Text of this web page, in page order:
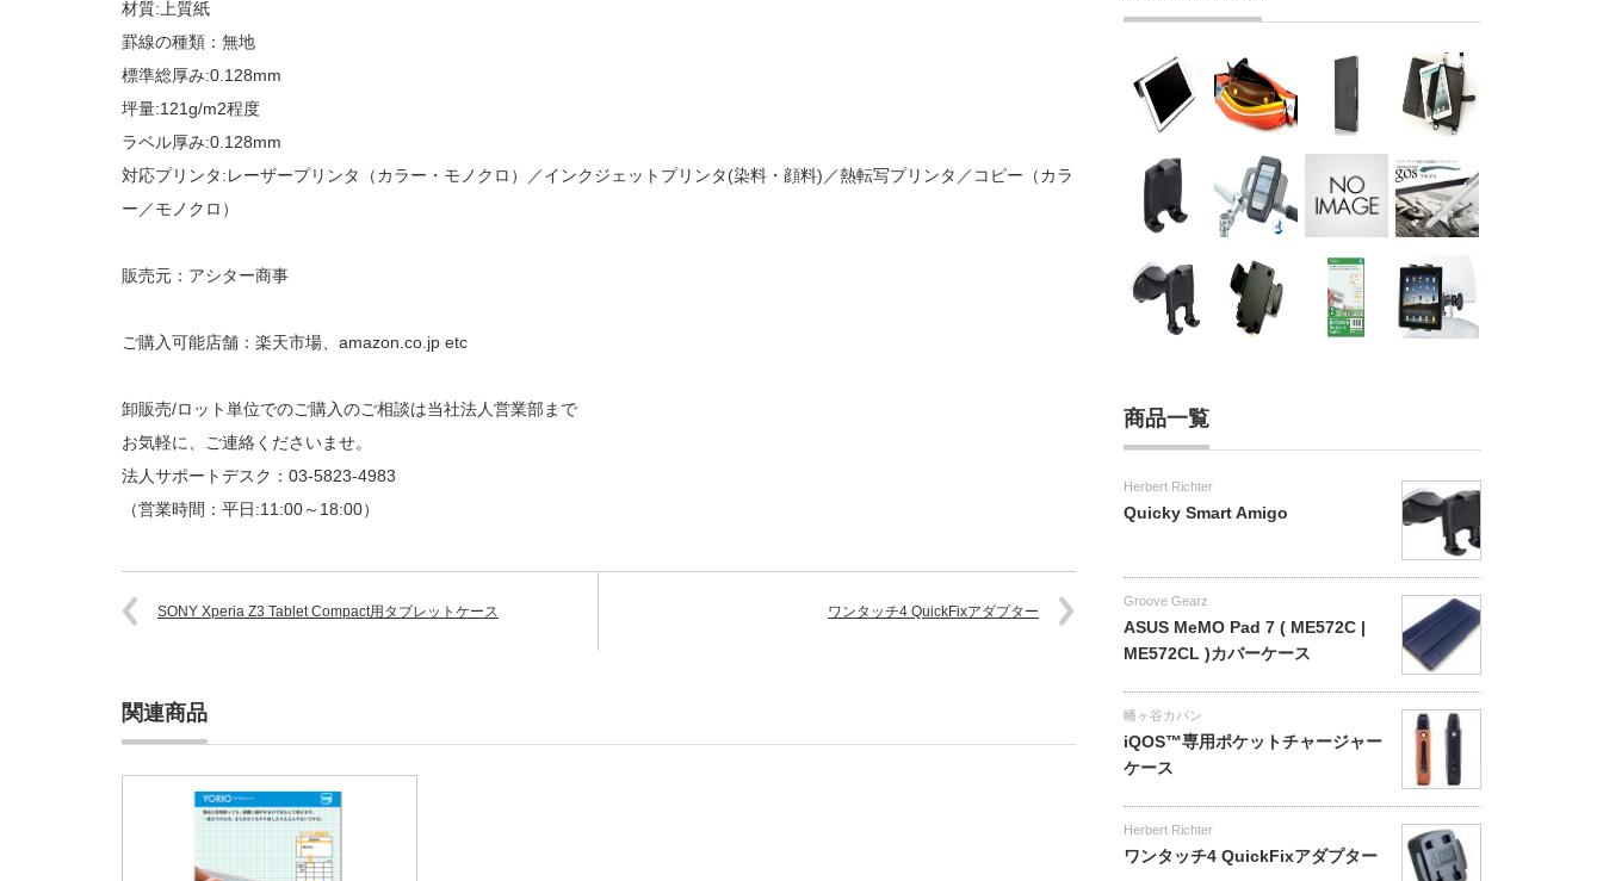
材質:上質紙
罫線の種類：無地
標準総厚み:0.128mm
坪量:121g/m2程度
ラベル厚み:0.128mm
対応プリンタ:レーザープリンタ（カラー・モノクロ）／インクジェットプリンタ(染料・顔料)／熱転写プリンタ／コピー（カラ
ー／モノクロ）
販売元：アシター商事
ご購入可能店舗：楽天市場、amazon.co.jp etc
卸販売/ロット単位でのご購入のご相談は当社法人営業部まで
お気軽に、ご連絡くださいませ。
法人サポートデスク：03-5823-4983
（営業時間：平日:11:00～18:00）
SONY Xperia Z3 Tablet Compact用タブレットケース ワンタッチ4 QuickFixアダプター
関連商品
商品一覧
Herbert Richter
Quicky Smart Amigo
Groove Gearz
ASUS MeMO Pad 7 ( ME572C |
ME572CL )カバーケース
幡ヶ谷カバン
iQOS™専用ポケットチャージャー
ケース
Herbert Richter
ワンタッチ4 QuickFixアダプター